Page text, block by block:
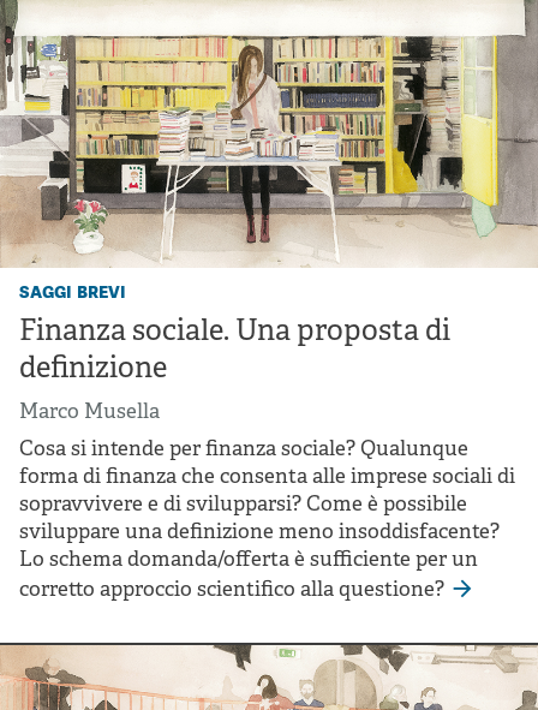
saggi brevi
Finanza sociale. Una proposta di
definizione
Marco Musella
Cosa si intende per finanza sociale? Qualunque
forma di finanza che consenta alle imprese sociali di
sopravvivere e di svilupparsi? Come è possibile
sviluppare una definizione meno insoddisfacente?
Lo schema domanda/offerta è sufficiente per un
corretto approccio scientifico alla questione?